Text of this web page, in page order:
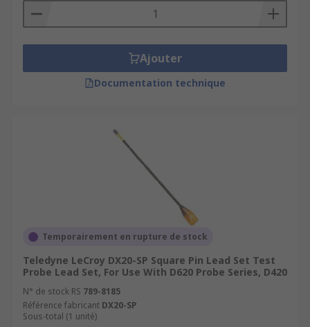
Ajouter
Documentation technique
Temporairement en rupture de stock
Teledyne LeCroy DX20-SP Square Pin Lead Set Test
Probe Lead Set, For Use With D620 Probe Series, D420
N° de stock RS 789-8185
Référence fabricant DX20-SP
Sous-total (1 unité)